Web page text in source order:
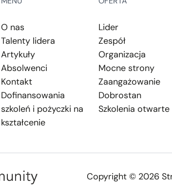
O nas
Talenty lidera
Artykuły
Absolwenci
Kontakt
Dofinansowania
szkoleń i pożyczki na
kształcenie
Lider
Zespół
Organizacja
Mocne strony
Zaangażowanie
Dobrostan
Szkolenia otwarte
Copyright © 2026